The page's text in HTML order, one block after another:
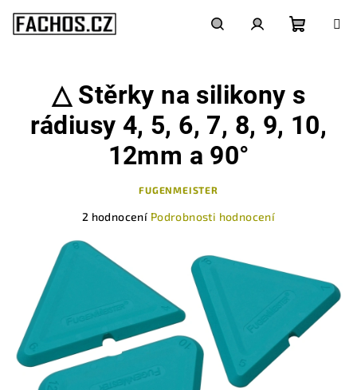
obsah
košík
△ Stěrky na silikony s
rádiusy 4, 5, 6, 7, 8, 9, 10,
12mm a 90°
FUGENMEISTER
hvězdiček.
2 hodnocení Podrobnosti hodnocení